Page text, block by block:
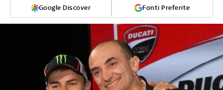
Google Discover Fonti Preferite